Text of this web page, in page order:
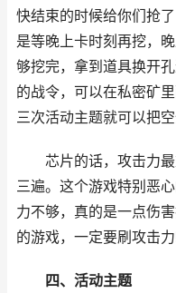
快结束的时候给你们抢
是等晚上卡时刻再挖，
够挖完，拿到道具换开
的战令，可以在私密矿
三次活动主题就可以把空
芯片的话，攻击力最
三遍。这个游戏特别恶
力不够，真的是一点伤
的游戏，一定要刷攻击
四、活动主题